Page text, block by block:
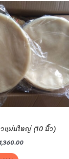
วแผ่นใหญ่ (10 นิ้ว)
This
product
has
multiple
variants.
The
options
may
be
on
the
product